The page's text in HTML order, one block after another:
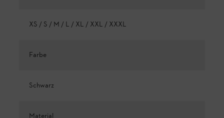
XS / S / M / L / XL / XXL / XXXL
Farbe
Schwarz
Material